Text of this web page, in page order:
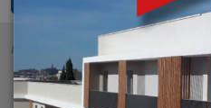
ACCUEIL
UNE QUESTION SUR